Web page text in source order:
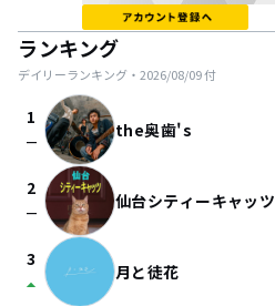
ランキング
デイリーランキング・ 2026/08/09付
1
check_indeterminate_small the奥歯's
2
check_indeterminate_small 仙台シティーキャッツ
3
arrow_drop_up 月と徒花